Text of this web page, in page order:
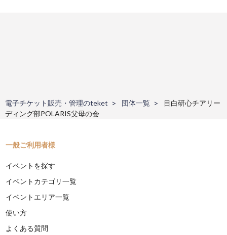
電子チケット販売・管理のteket 団体一覧
目白研心チアリー
ディング部POLARIS父母の会
一般ご利用者様
イベントを探す
イベントカテゴリ一覧
イベントエリア一覧
使い方
よくある質問